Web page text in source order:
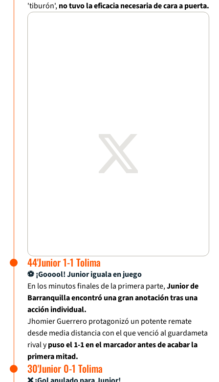
'tiburón',no tuvo la eficacia necesaria de cara a puerta.
44'Junior 1-1 Tolima
⚽ ¡Gooool! Junior iguala en juego
En los minutos finales de la primera parte,Junior de
Barranquilla encontró una gran anotación tras una
acción individual.
Jhomier Guerrero protagonizó un potente remate
desde media distancia con el que venció al guardameta
rival ypuso el 1-1 en el marcador antes de acabar la
primera mitad.
30'Junior 0-1 Tolima